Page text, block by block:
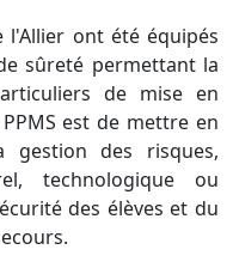
l'Allier ont été équipés
sûreté permettant la
de mise en
est de mettre en
gestion des risques,
technologique ou
des élèves et du